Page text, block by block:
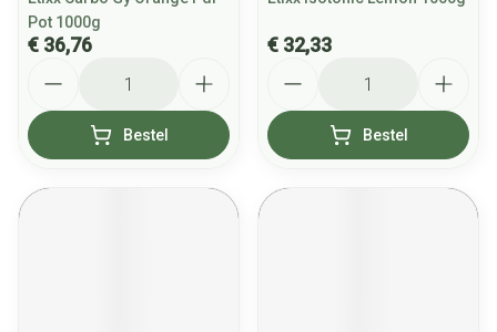
Pot 1000g
€ 36,76
Bestel
€ 32,33
Bestel